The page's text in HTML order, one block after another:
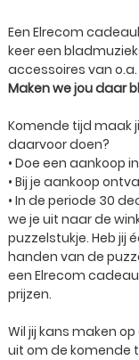
Een Elrecom
keer een
accessoires van o.a.
Maken we jou daar
Komende tijd maak
daarvoor doen?
• Doe een aankoop
• Bij je aankoop
• In de periode 30
we je uit naar de
puzzelstukje. Heb jij
handen van de
een Elrecom
prijzen.
Wil jij kans maken
uit om de komende